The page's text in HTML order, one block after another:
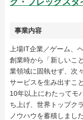
ク・フレックスタ
事業内容
上場IT企業／ゲーム、
創業時から「新しいこ
業領域に固執せず、次
サービスを生み出すこ
10年以上にわたってモ
ち上げ、世界トップク
ノウハウを蓄積しまし